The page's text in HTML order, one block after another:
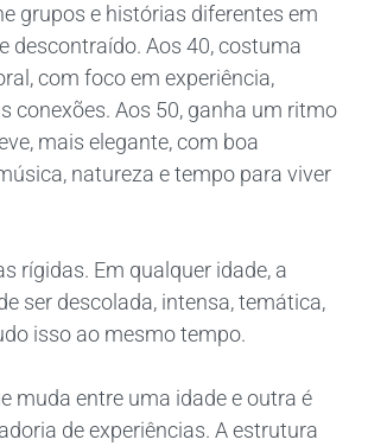
grupos e histórias diferentes em
descontraído. Aos 40, costuma
com foco em experiência,
conexões. Aos 50, ganha um ritmo
mais elegante, com boa
natureza e tempo para viver
rígidas. Em qualquer idade, a
ser descolada, intensa, temática,
isso ao mesmo tempo.
muda entre uma idade e outra é
de experiências. A estrutura